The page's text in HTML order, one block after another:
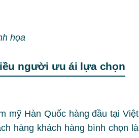
họa
người ưu ái lựa chọn
mỹ Hàn Quốc hàng đầu tại Việt
hàng khách hàng bình chọn là